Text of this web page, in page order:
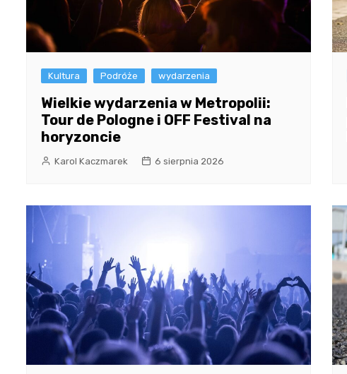
Kultura Podróże wydarzenia
Wielkie wydarzenia w Metropolii:
Tour de Pologne i OFF Festival na
horyzoncie
Karol Kaczmarek 6 sierpnia 2026